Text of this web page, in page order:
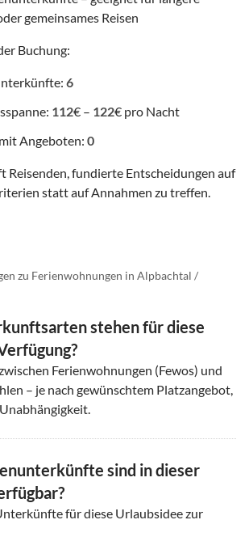
gemeinsames Reisen
Buchung:
6
112€ – 122€ pro Nacht
Angeboten: 0
Reisenden, fundierte Entscheidungen auf
statt auf Annahmen zu treffen.
zu Ferienwohnungen in Alpbachtal /
stehen für diese
Ferienwohnungen (Fewos) und
– je nach gewünschtem Platzangebot,
sind in dieser
für diese Urlaubsidee zur